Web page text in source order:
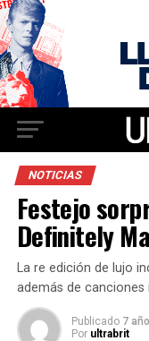
NOTICIAS
Festejo
Definitely
La re edición de lujo
además de canciones
Publicado 7
Por ultrabrit